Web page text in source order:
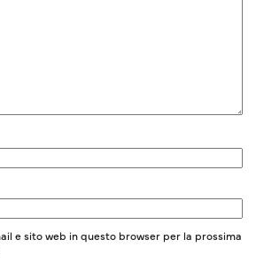
e sito web in questo browser per la prossima